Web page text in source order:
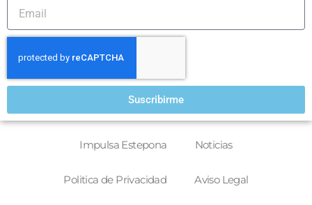
Suscribirme
Impulsa Estepona Noticias
Politica de Privacidad Aviso Legal